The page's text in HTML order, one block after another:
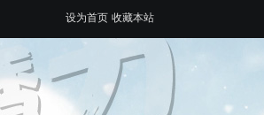
设为首页 收藏本站